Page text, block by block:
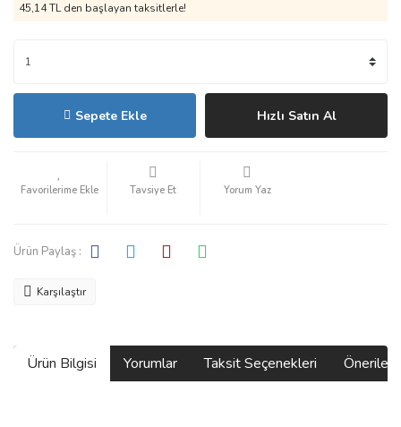
45,14 TL den başlayan taksitlerle!
Sepete Ekle Hızlı Satın Al
Tavsiye Et Yorum Yaz
Ürün Paylaş :
Karşılaştır
Ürün Bilgisi Yorumlar Taksit Seçenekleri